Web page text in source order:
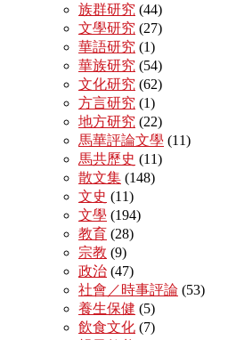
族群研究 (44)
文學研究 (27)
華語研究 (1)
華族研究 (54)
文化研究 (62)
方言研究 (1)
地方研究 (22)
馬華評論文學 (11)
馬共歷史 (11)
散文集 (148)
文史 (11)
文學 (194)
教育 (28)
宗教 (9)
政治 (47)
社會／時事評論 (53)
養生保健 (5)
飲食文化 (7)